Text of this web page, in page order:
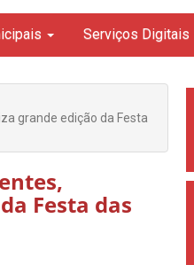
Serviços Digitais
grande edição da Festa
Festa das